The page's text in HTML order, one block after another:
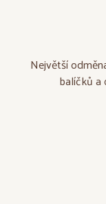
Největší
balíčků a